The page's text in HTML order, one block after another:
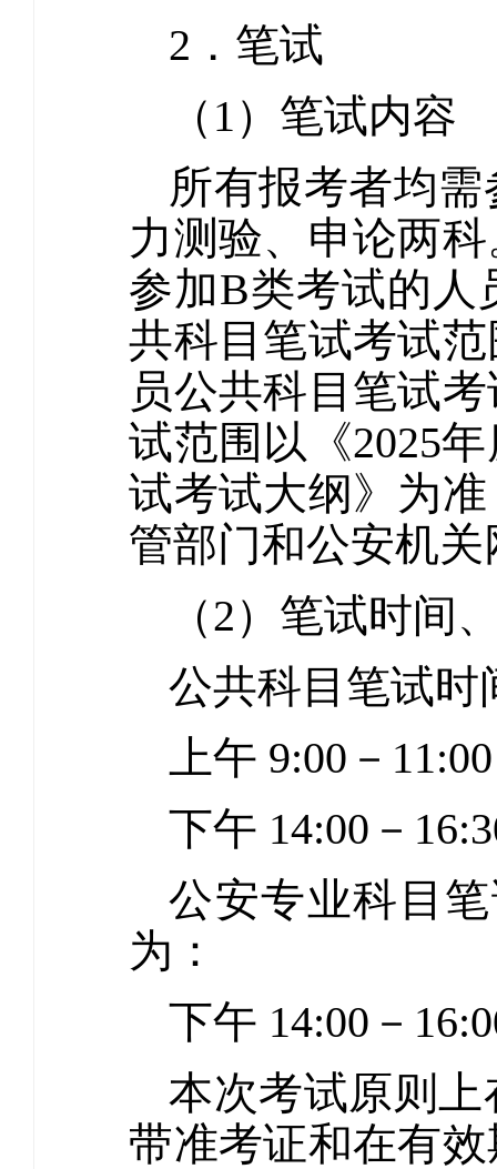
2．笔试
（1）笔试内容
所有报考者均
力测验、申论两
参加B类考试的人
共科目笔试考试
员公共科目笔试
试范围以《2025
试考试大纲》为
管部门和公安机
（2）笔试时间
公共科目笔试时
上午 9:00－
下午 14:00－
公安专业科目
为：
下午 14:00－
本次考试原则
带准考证和在有